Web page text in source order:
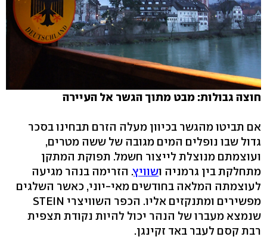
חוצה גבולות: מבט מתוך הגשר אל העיירה
אם תביטו מהגשר בכיוון מעלה הזרם תבחינו בסכר
גדול שבו נופלים המים מגובה של ששה מטרים,
ועוצמתם מנוצלת לייצור חשמל. תפוקת המתקן
מתחלקת בין גרמניה ושוויץ. הזרימה בנהר מגיעה
לעוצמתה המלאה בחודשים מאי-יוני, כאשר השלגים
מפשירים ומתנקזים אליו. הכפר השוויצרי STEIN
שנמצא מעברו של הנהר יכול להיות נקודת תצפית
רבת קסם לעבר באד זקינגן.